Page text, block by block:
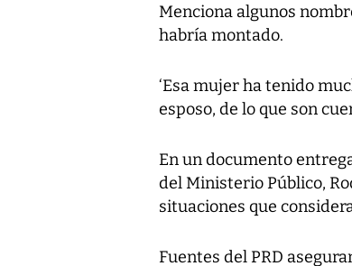
Menciona algunos
habría montado.
‘Esa mujer ha tenido
esposo, de lo que son
En un documento
del Ministerio Público,
situaciones que
Fuentes del PRD